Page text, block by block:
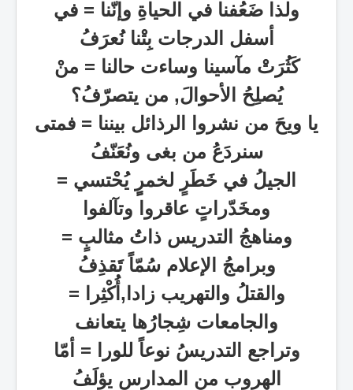
ولذا ضَعُفنا في الحياةِ وإنّنا = في
أسفل الدرجات بِتْنا نُعرَفُ
كَثُرَتْ مآسينا وساءت حالنا = منْ
يُصلِحُ الأحوالَ, من يتصرّفُ؟
يا ويحَ من نشروا الرذائل بيننا = فمتى
سنردَعُ من بغى ونُعَنّفُ
الجيلُ في خَطَرٍ لخمرٍٍ يُحْتسي =
ومخَدّراتٍ عاقروا وتآلفوا
ومناهجُ التدريس ذاتُ مثالبٍ =
وبرامجُ الإعلام سُمّاً تَقذِفُ
والقتلُ والتهريب زادا,أُكْثِرا
=
والجامعات شِجارُها يتعانف
وتراجع التدريسُ نوعاً للورا = أمّا
الهروب من المدارس يؤلَفُ